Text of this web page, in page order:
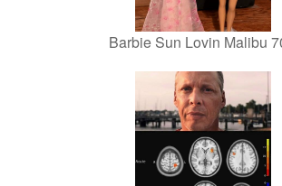
Barbie Sun Lovin Malibu